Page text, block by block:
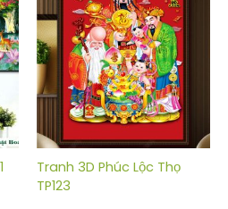
Tranh 3D Phúc Lộc Thọ
TP123